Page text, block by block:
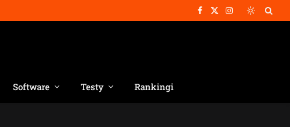
Facebook
X
Instagram
Software Testy Rankingi